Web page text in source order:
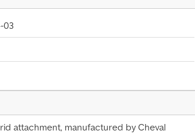
03
attachment, manufactured by Cheval